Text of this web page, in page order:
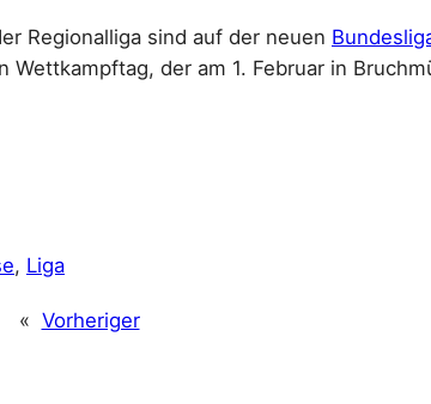
Regionalliga sind auf der neuen
der am 1. Februar in
, Liga
« Vorheriger